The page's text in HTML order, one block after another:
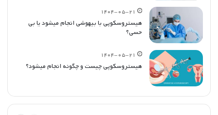
۱۴۰۴-۰۵-۲۱
هیستروسکوپی با بیهوشی انجام میشود یا بی
حسی؟
۱۴۰۴-۰۵-۲۱
هیستروسکوپی چیست و چگونه انجام میشود؟